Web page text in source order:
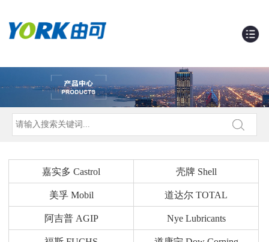
嘉实多 Castrol 壳牌 Shell
美孚 Mobil 道达尔 TOTAL
阿吉普 AGIP Nye Lubricants